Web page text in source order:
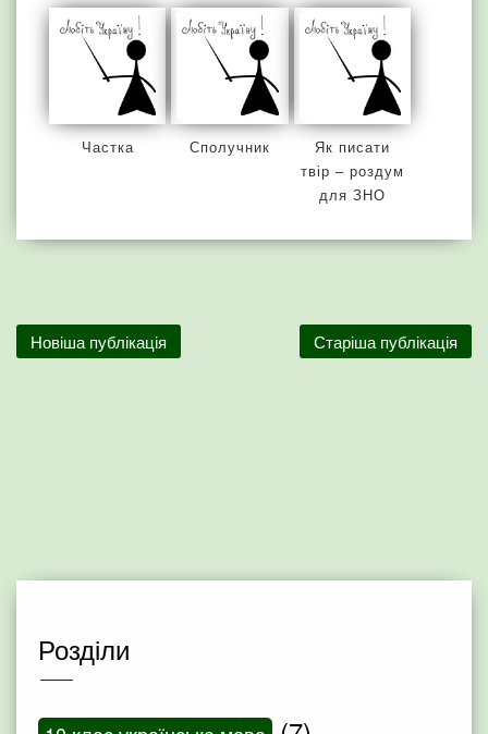
Частка Сполучник
Як писати
твір – роздум
для ЗНО
Новіша публікація Старіша публікація
Розділи